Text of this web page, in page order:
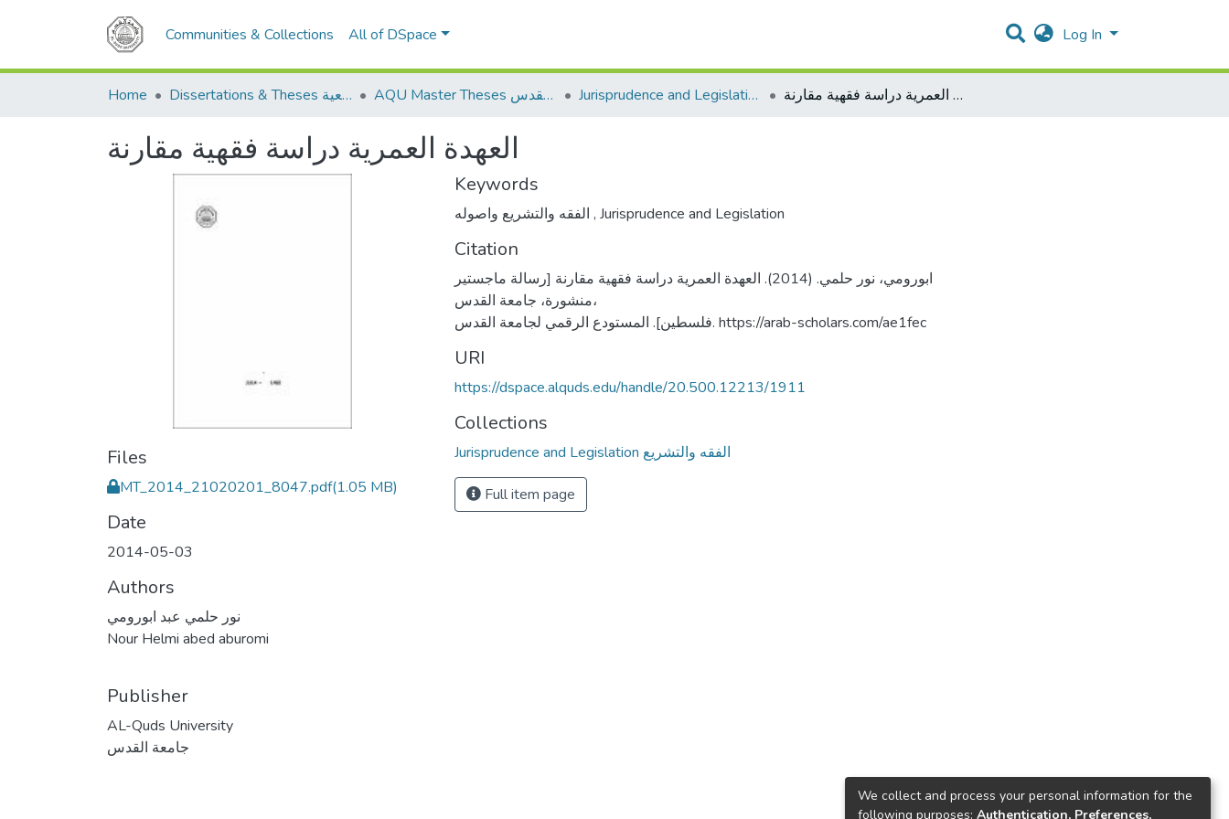
Communities & Collections All of DSpace Log In
Home Dissertations & Theses الرسائل الجامعية AQU Master Theses الرسائل الجامعية الخاصة بجامعة القدس Jurisprudence and Legislation الفقه والتشريع العهدة العمرية دراسة فقهية مقارنة
العهدة العمرية دراسة فقهية مقارنة
Files
MT_2014_21020201_8047.pdf(1.05 MB)
Date
2014-05-03
Authors
نور حلمي عبد ابورومي
Nour Helmi abed aburomi
Publisher
AL-Quds University
جامعة القدس
Keywords
, Jurisprudence and Legislation
Citation
ابورومي، نور حلمي. (2014). العهدة العمرية دراسة فقهية مقارنة [رسالة ماجستير
منشورة، جامعة القدس،
فلسطين]. المستودع الرقمي لجامعة القدس. https://arab-scholars.com/ae1fec
URI
https://dspace.alquds.edu/handle/20.500.12213/1911
Collections
Jurisprudence and Legislation الفقه والتشريع
Full item page
We collect and process your personal information for the
following purposes: Authentication, Preferences,